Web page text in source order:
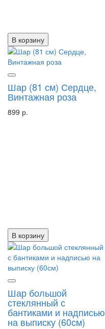
В корзину
Шар (81 см) Сердце,
Винтажная роза
899 р.
В корзину
Шар большой
стеклянный с
бантиками и надписью
на выписку (60см)